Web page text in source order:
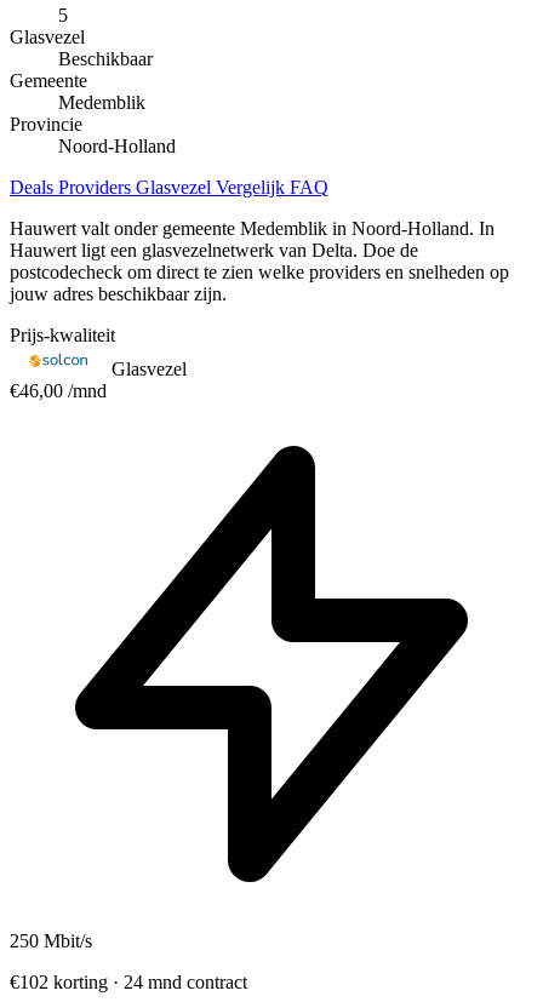
5
Glasvezel
Beschikbaar
Gemeente
Medemblik
Provincie
Noord-Holland
Deals Providers Glasvezel Vergelijk FAQ
Hauwert valt onder gemeente Medemblik in Noord-Holland. In
Hauwert ligt een glasvezelnetwerk van Delta. Doe de
postcodecheck om direct te zien welke providers en snelheden op
jouw adres beschikbaar zijn.
Prijs-kwaliteit
Glasvezel
€46,00 /mnd
250 Mbit/s
€102 korting · 24 mnd contract